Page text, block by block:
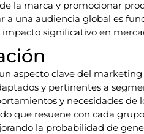
la marca y promocionar
a una audiencia global es
significativo en
aspecto clave del
y pertinentes a
y necesidades de
que resuene con cada
la probabilidad de